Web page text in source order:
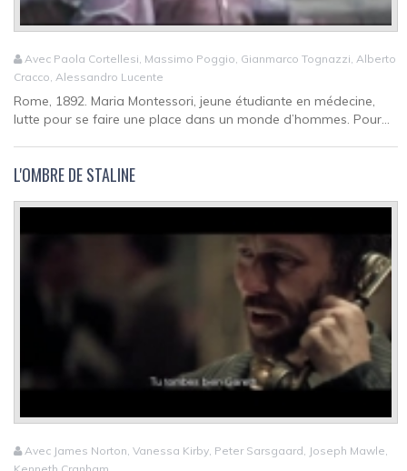
Avec Paola Cortellesi, Massimo Poggio, Gianmarco Tognazzi, Alberto
Cracco, Alessandro Lucente
Rome, 1892. Maria Montessori, jeune étudiante en médecine,
lutte pour se faire une place dans un monde d’hommes. Pour...
L'OMBRE DE STALINE
Avec James Norton, Vanessa Kirby, Peter Sarsgaard, Joseph Mawle,